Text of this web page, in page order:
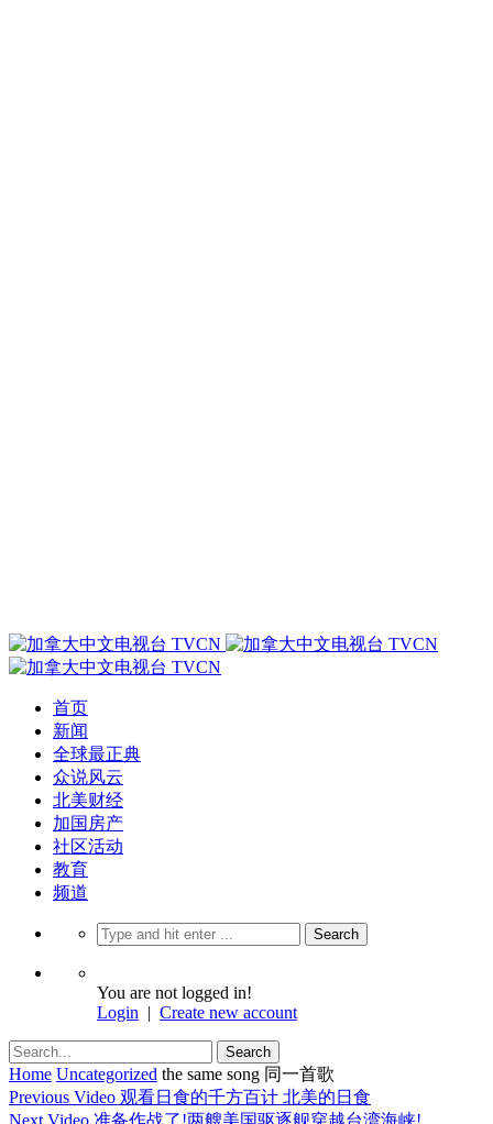
首页
新闻
全球最正典
众说风云
北美财经
加国房产
社区活动
教育
频道
You are not logged in!
Login | Create new account
Home Uncategorized the same song 同一首歌
Previous Video 观看日食的千方百计 北美的日食
Next Video 准备作战了!两艘美国驱逐舰穿越台湾海峡!